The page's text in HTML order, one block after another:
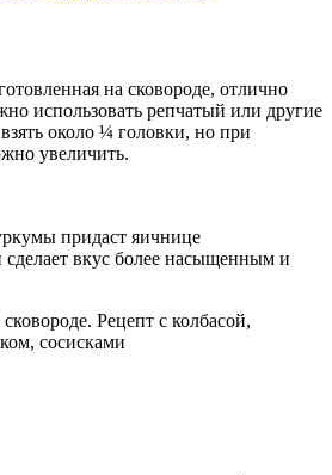
на сковороде, отлично
использовать репчатый или другие
около ¼ головки, но при
увеличить.
придаст яичнице
вкус более насыщенным и